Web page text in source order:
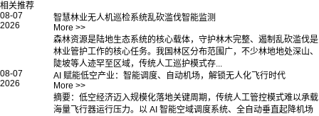
相关推荐
08-07
2026
智慧林业无人机巡检系统乱砍滥伐智能监测
More >>
森林资源是陆地生态系统的核心载体，守护林木完整、遏制乱砍滥伐是
林业管护工作的核心任务。我国林区分布范围广，不少林地地处深山、
陡坡等人迹罕至区域，传统人工巡护模式存...
08-07
2026
AI 赋能低空产业：智能调度、自动机场，解锁无人化飞行时代
More >>
摘要：低空经济迈入规模化落地关键周期，传统人工管控模式难以承载
海量飞行器运行压力。以 AI 智能空域调度系统、全自动垂直起降机场